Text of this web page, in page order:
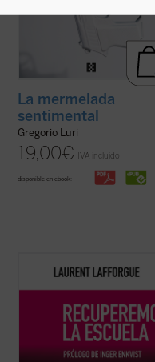
La mermelada
sentimental
Gregorio Luri
19,00€ IVA incluido
disponible en ebook:
El matemático francés Laurent Lafforgue,
Medalla Fields del año 2002, ha intervenido
la educación y la escuela francesa y
europea. Este libro recoge algunas de ...